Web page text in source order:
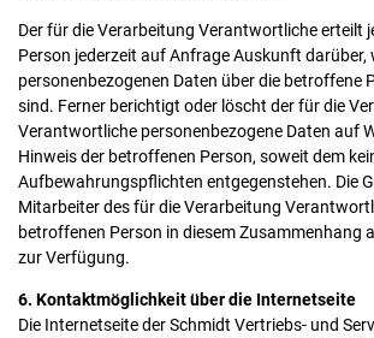
Der für die Verarbeitung Verantwortliche erteilt
Person jederzeit auf Anfrage Auskunft darüber,
personenbezogenen Daten über die betroffene
sind. Ferner berichtigt oder löscht der für die
Verantwortliche personenbezogene Daten auf
Hinweis der betroffenen Person, soweit dem
Aufbewahrungspflichten entgegenstehen. Die
Mitarbeiter des für die Verarbeitung
betroffenen Person in diesem Zusammenhang
zur Verfügung.
6. Kontaktmöglichkeit über die Internetseite
Die Internetseite der Schmidt Vertriebs- und